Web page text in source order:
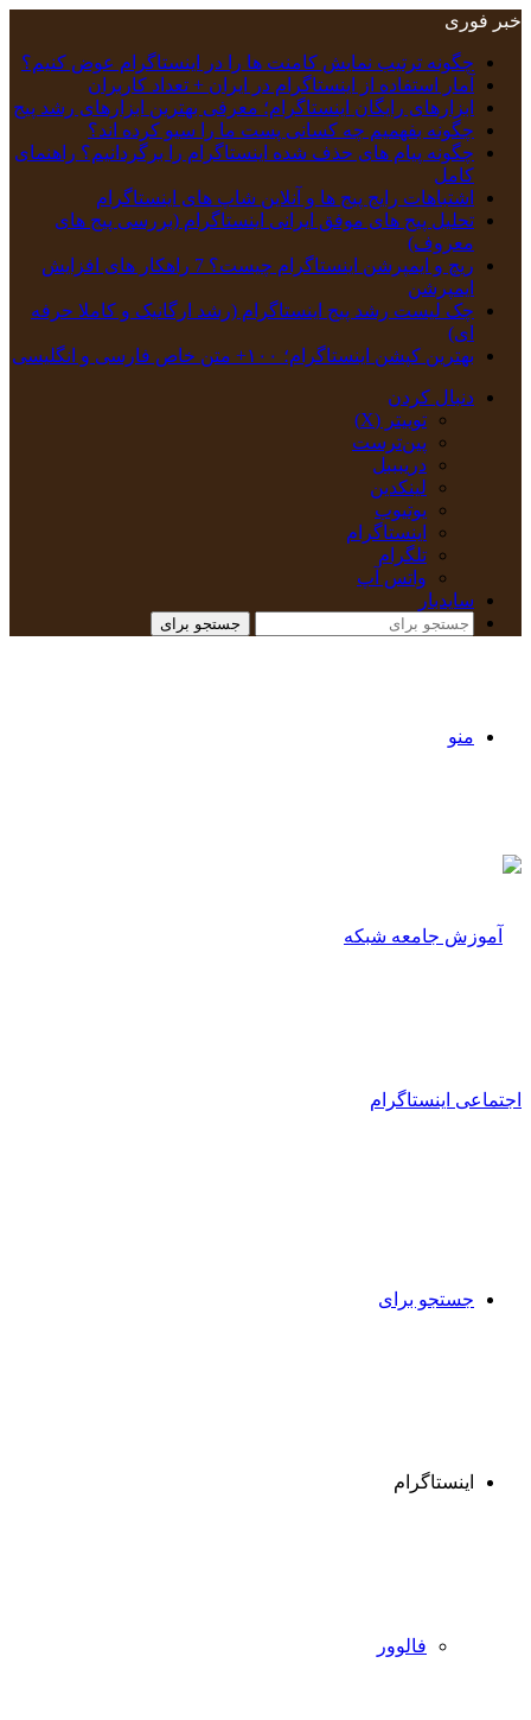
خبر فوری
چگونه ترتیب نمایش کامنت‌ ها را در اینستاگرام عوض کنیم؟
آمار استفاده از اینستاگرام در ایران + تعداد کاربران
ابزارهای رایگان اینستاگرام؛ معرفی بهترین ابزارهای رشد پیج
چگونه بفهمیم چه کسانی پست ما را سیو کرده اند؟
چگونه پیام‌ های حذف‌ شده اینستاگرام را برگردانیم؟ راهنمای
کامل
اشتباهات رایج پیج ها و آنلاین شاپ های اینستاگرام
تحلیل پیج‌ های موفق ایرانی اینستاگرام (بررسی پیج های
معروف)
ریچ و ایمپرشن اینستاگرام چیست؟ 7 راهکار های افزایش
ایمپرشن
چک‌ لیست رشد پیج اینستاگرام (رشد ارگانیک و کاملا حرفه
ای)
بهترین کپشن‌ اینستاگرام؛ ۱۰۰+ متن خاص فارسی و انگلیسی
دنبال کردن
توییتر (X)
‫پین‌ترست
دریبببل
لینکدین
یوتیوب
اینستاگرام
تلگرام
واتس آپ
سایدبار
جستجو برای
منو
جستجو برای
اینستاگرام
فالوور